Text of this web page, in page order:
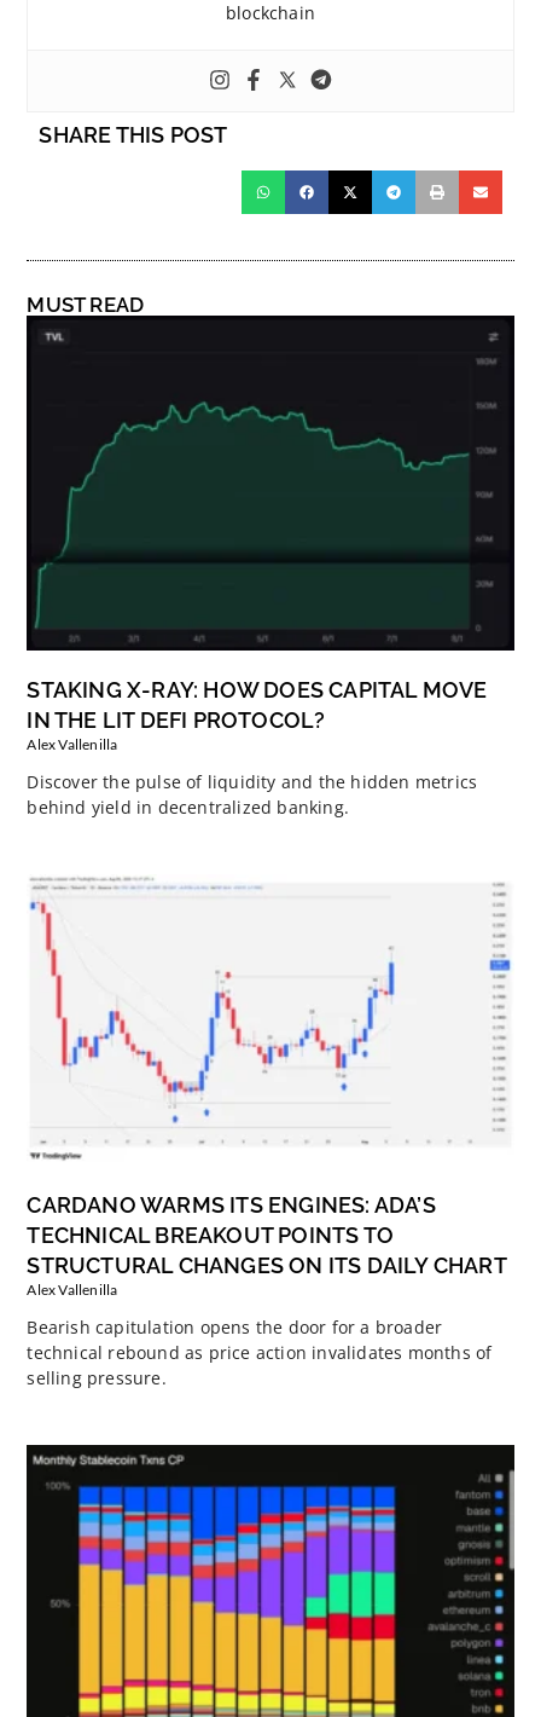
blockchain
SHARE THIS POST
MUST READ
STAKING X-RAY: HOW DOES CAPITAL MOVE
IN THE LIT DEFI PROTOCOL?
Alex Vallenilla
Discover the pulse of liquidity and the hidden metrics
behind yield in decentralized banking.
CARDANO WARMS ITS ENGINES: ADA’S
TECHNICAL BREAKOUT POINTS TO
STRUCTURAL CHANGES ON ITS DAILY CHART
Alex Vallenilla
Bearish capitulation opens the door for a broader
technical rebound as price action invalidates months of
selling pressure.